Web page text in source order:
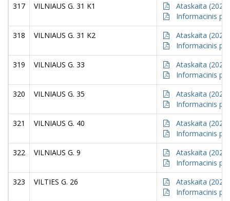
317
VILNIAUS G. 31 K1
Ataskaita (2021)
Informacinis
318
VILNIAUS G. 31 K2
Ataskaita (2021)
Informacinis
319
VILNIAUS G. 33
Ataskaita (2021)
Informacinis
320
VILNIAUS G. 35
Ataskaita (2021)
Informacinis
321
VILNIAUS G. 40
Ataskaita (2021)
Informacinis
322
VILNIAUS G. 9
Ataskaita (2021)
Informacinis
323
VILTIES G. 26
Ataskaita (2021)
Informacinis